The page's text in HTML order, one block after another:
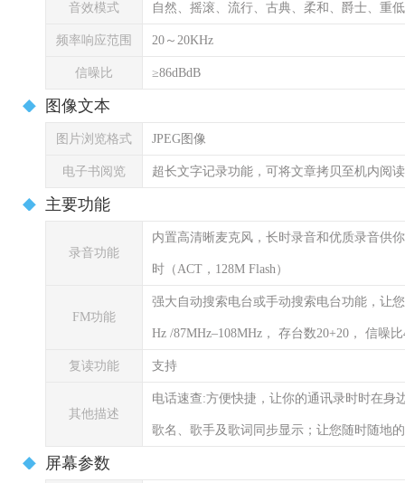
音效模式 自然、摇滚、流行、古典、柔和、爵士、重
频率响应范围 20～20KHz
信噪比 ≥86dBdB
图像文本
图片浏览格式 JPEG图像
电子书阅览 超长文字记录功能，可将文章拷贝至机内阅
主要功能
录音功能
内置高清晰麦克风，长时录音和优质录音供
时（ACT，128M Flash）
FM功能
强大自动搜索电台或手动搜索电台功能，让
Hz /87MHz–108MHz， 存台数20+20， 信噪比
复读功能 支持
其他描述
电话速查:方便快捷，让你的通讯录时时在身
歌名、歌手及歌词同步显示；让您随时随地
屏幕参数